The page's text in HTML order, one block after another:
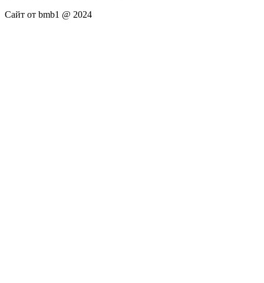
Сайт от bmb1 @ 2024